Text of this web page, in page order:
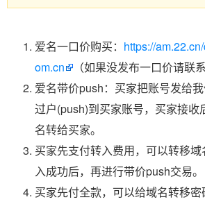
爱名一口价购买： https://
om.cn
（如果没发布一口价请联
爱名带价push：买家把账号发给
过户(push)到买家账号，买家接收
名转给买家。
买家先支付转入费用，可以转移
入成功后，再进行带价push交易。
买家先付全款，可以给域名转移